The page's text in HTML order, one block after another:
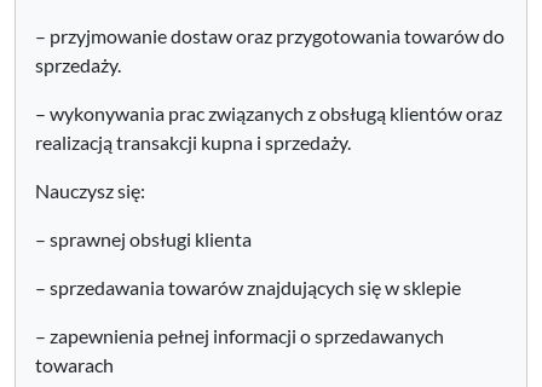
– przyjmowanie dostaw oraz przygotowania towarów do
sprzedaży.
– wykonywania prac związanych z obsługą klientów oraz
realizacją transakcji kupna i sprzedaży.
Nauczysz się:
– sprawnej obsługi klienta
– sprzedawania towarów znajdujących się w sklepie
– zapewnienia pełnej informacji o sprzedawanych
towarach